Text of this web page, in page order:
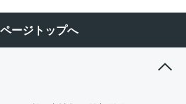
ページトップへ